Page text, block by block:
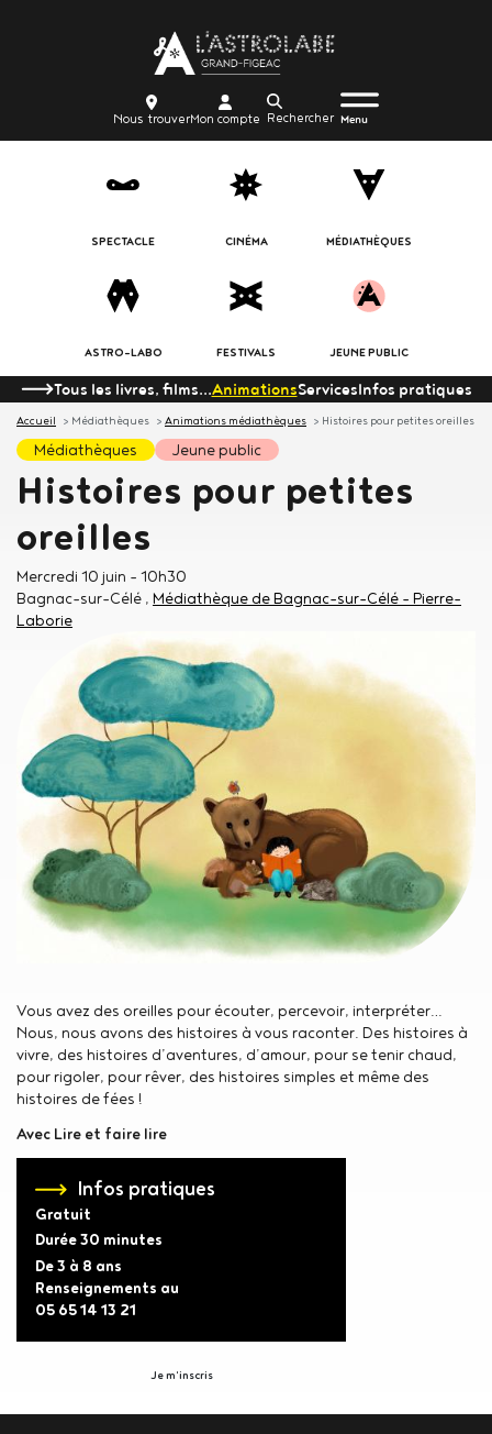
au
contenu
principal
Body
trouver
Nous trouvercompte
Mon compte
Recherche
Menu
burger
Body
icon_trigger
Menu
SPECTACLE CINÉMA MÉDIATHÈQUES
ASTRO-LABO FESTIVALS JEUNE PUBLIC
Tous les livres, films...AnimationsServicesInfos pratiques
Accueil Médiathèques Animations médiathèques Histoires pour petites oreilles
médiathèques jeune public
Histoires pour petites
oreilles
Mercredi 10 juin - 10h30
Bagnac-sur-Célé Médiathèque de Bagnac-sur-Célé - Pierre-
Laborie
Vous avez des oreilles pour écouter, percevoir, interpréter…
Nous, nous avons des histoires à vous raconter. Des histoires à
vivre, des histoires d’aventures, d’amour, pour se tenir chaud,
pour rigoler, pour rêver, des histoires simples et même des
histoires de fées !
Avec Lire et faire lire
Infos pratiques
Gratuit
Durée30 minutes
De 3 à 8 ans
Renseignements au
05 65 14 13 21
Je m'inscris